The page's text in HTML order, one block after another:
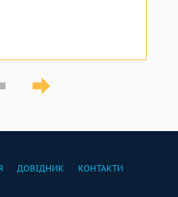
ДОВІДНИК КОНТАКТИ